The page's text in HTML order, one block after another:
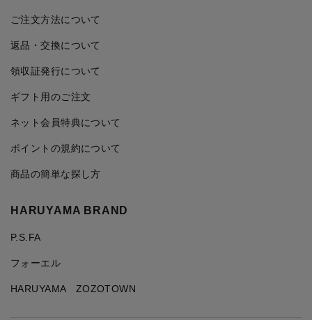
ご注文方法について
返品・交換について
領収証発行について
ギフト用のご注文
ネット会員特典について
ポイントの規約について
商品の簡単な探し方
HARUYAMA BRAND
P.S.FA
フォーエル
HARUYAMA ZOZOTOWN